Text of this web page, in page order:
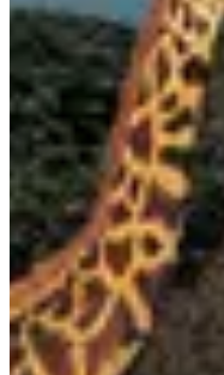
• Vivre une ascension
rando.
• Profiter d’une logistique
expérimentée.
• Partager une expérience
d’aventure.
Alors, prêt(e) à te lancer
Réserve vite ta place, elles
Courses
octobre 2026